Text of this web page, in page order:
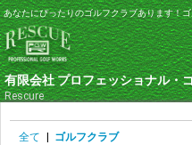
あなたにぴったりのゴルフクラブあります！
有限会社 プロフェッショナル・
Rescure
全て ゴルフクラブ